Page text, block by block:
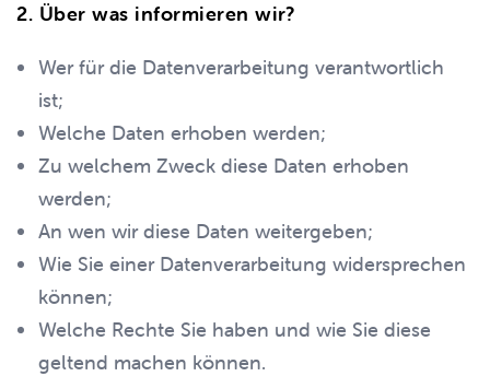
Über was informieren wir?
Wer für die Datenverarbeitung verantwortlich
ist;
Welche Daten erhoben werden;
Zu welchem Zweck diese Daten erhoben
werden;
An wen wir diese Daten weitergeben;
Wie Sie einer Datenverarbeitung widersprechen
können;
Welche Rechte Sie haben und wie Sie diese
geltend machen können.